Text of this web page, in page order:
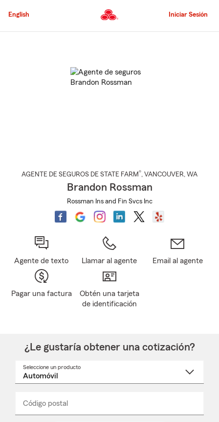
al
principal
English Iniciar Sesión
AGENTE DE SEGUROS DE STATE FARM®, VANCOUVER, WA
Brandon Rossman
Rossman Ins and Fin Svcs Inc
Agente de texto Llamar al agente Email al agente
Pagar una factura
Obtén una tarjeta
de identificación
¿Le gustaría obtener una cotización?
Seleccione un producto
desplegable
Código postal
_____